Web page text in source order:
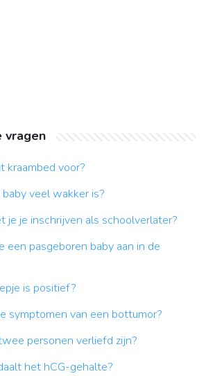
vragen
kraambed voor?
veel wakker is?
je je inschrijven als schoolverlater?
een pasgeboren baby aan in de
is positief?
symptomen van een bottumor?
personen verliefd zijn?
het hCG-gehalte?